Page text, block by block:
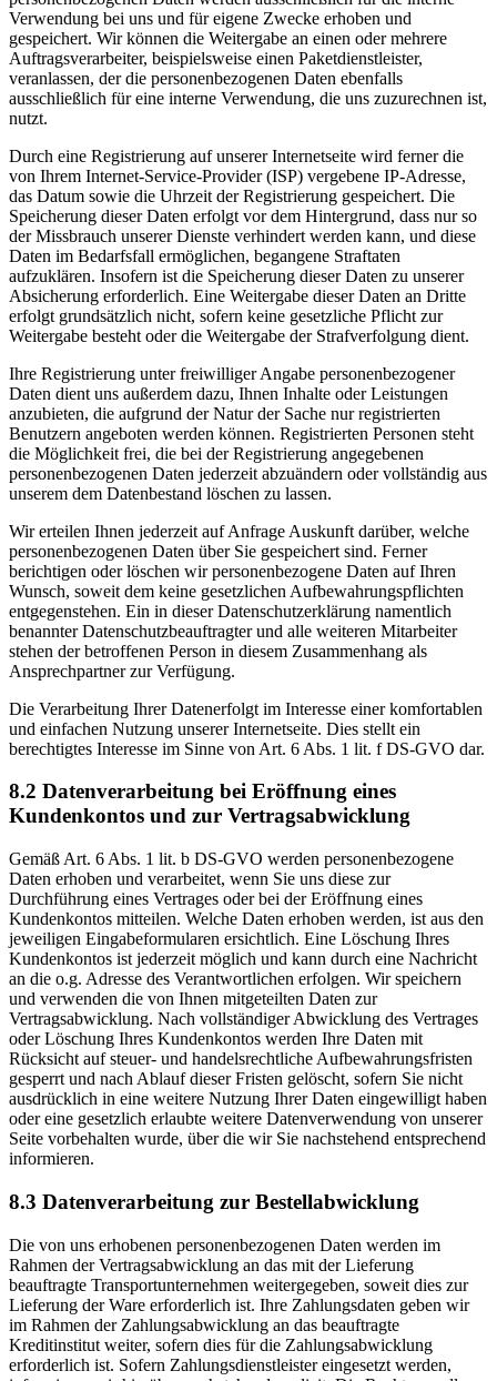
Verwendung bei uns und für eigene Zwecke erhoben und
gespeichert. Wir können die Weitergabe an einen oder mehrere
Auftragsverarbeiter, beispielsweise einen Paketdienstleister,
veranlassen, der die personenbezogenen Daten ebenfalls
ausschließlich für eine interne Verwendung, die uns zuzurechnen ist,
nutzt.
Durch eine Registrierung auf unserer Internetseite wird ferner die
von Ihrem Internet-Service-Provider (ISP) vergebene IP-Adresse,
das Datum sowie die Uhrzeit der Registrierung gespeichert. Die
Speicherung dieser Daten erfolgt vor dem Hintergrund, dass nur so
der Missbrauch unserer Dienste verhindert werden kann, und diese
Daten im Bedarfsfall ermöglichen, begangene Straftaten
aufzuklären. Insofern ist die Speicherung dieser Daten zu unserer
Absicherung erforderlich. Eine Weitergabe dieser Daten an Dritte
erfolgt grundsätzlich nicht, sofern keine gesetzliche Pflicht zur
Weitergabe besteht oder die Weitergabe der Strafverfolgung dient.
Ihre Registrierung unter freiwilliger Angabe personenbezogener
Daten dient uns außerdem dazu, Ihnen Inhalte oder Leistungen
anzubieten, die aufgrund der Natur der Sache nur registrierten
Benutzern angeboten werden können. Registrierten Personen steht
die Möglichkeit frei, die bei der Registrierung angegebenen
personenbezogenen Daten jederzeit abzuändern oder vollständig aus
unserem dem Datenbestand löschen zu lassen.
Wir erteilen Ihnen jederzeit auf Anfrage Auskunft darüber, welche
personenbezogenen Daten über Sie gespeichert sind. Ferner
berichtigen oder löschen wir personenbezogene Daten auf Ihren
Wunsch, soweit dem keine gesetzlichen Aufbewahrungspflichten
entgegenstehen. Ein in dieser Datenschutzerklärung namentlich
benannter Datenschutzbeauftragter und alle weiteren Mitarbeiter
stehen der betroffenen Person in diesem Zusammenhang als
Ansprechpartner zur Verfügung.
Die Verarbeitung Ihrer Datenerfolgt im Interesse einer komfortablen
und einfachen Nutzung unserer Internetseite. Dies stellt ein
berechtigtes Interesse im Sinne von Art. 6 Abs. 1 lit. f DS-GVO dar.
8.2 Datenverarbeitung bei Eröffnung eines
Kundenkontos und zur Vertragsabwicklung
Gemäß Art. 6 Abs. 1 lit. b DS-GVO werden personenbezogene
Daten erhoben und verarbeitet, wenn Sie uns diese zur
Durchführung eines Vertrages oder bei der Eröffnung eines
Kundenkontos mitteilen. Welche Daten erhoben werden, ist aus den
jeweiligen Eingabeformularen ersichtlich. Eine Löschung Ihres
Kundenkontos ist jederzeit möglich und kann durch eine Nachricht
an die o.g. Adresse des Verantwortlichen erfolgen. Wir speichern
und verwenden die von Ihnen mitgeteilten Daten zur
Vertragsabwicklung. Nach vollständiger Abwicklung des Vertrages
oder Löschung Ihres Kundenkontos werden Ihre Daten mit
Rücksicht auf steuer- und handelsrechtliche Aufbewahrungsfristen
gesperrt und nach Ablauf dieser Fristen gelöscht, sofern Sie nicht
ausdrücklich in eine weitere Nutzung Ihrer Daten eingewilligt haben
oder eine gesetzlich erlaubte weitere Datenverwendung von unserer
Seite vorbehalten wurde, über die wir Sie nachstehend entsprechend
informieren.
8.3 Datenverarbeitung zur Bestellabwicklung
Die von uns erhobenen personenbezogenen Daten werden im
Rahmen der Vertragsabwicklung an das mit der Lieferung
beauftragte Transportunternehmen weitergegeben, soweit dies zur
Lieferung der Ware erforderlich ist. Ihre Zahlungsdaten geben wir
im Rahmen der Zahlungsabwicklung an das beauftragte
Kreditinstitut weiter, sofern dies für die Zahlungsabwicklung
erforderlich ist. Sofern Zahlungsdienstleister eingesetzt werden,